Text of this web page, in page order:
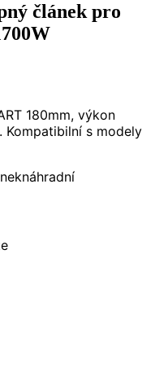
článek pro
180mm, výkon
Kompatibilní s modely
náhradní